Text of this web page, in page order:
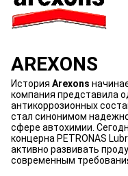
AREXONS
История Arexons
компания представила
антикоррозионных
стал синонимом
сфере автохимии.
концерна PETRONAS
активно развивать
современным